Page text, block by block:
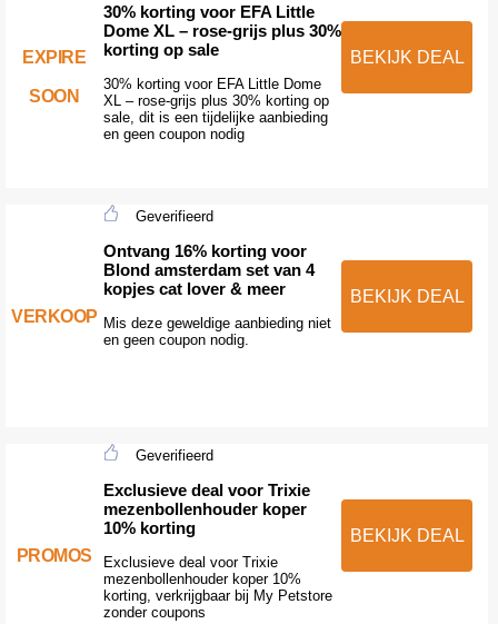
EXPIRE
SOON
30% korting voor EFA Little
Dome XL – rose-grijs plus 30%
korting op sale
30% korting voor EFA Little Dome
XL – rose-grijs plus 30% korting op
sale, dit is een tijdelijke aanbieding
en geen coupon nodig
BEKIJK DEAL
VERKOOP
Geverifieerd
Ontvang 16% korting voor
Blond amsterdam set van 4
kopjes cat lover & meer
Mis deze geweldige aanbieding niet
en geen coupon nodig.
BEKIJK DEAL
PROMOS
Geverifieerd
Exclusieve deal voor Trixie
mezenbollenhouder koper
10% korting
Exclusieve deal voor Trixie
mezenbollenhouder koper 10%
korting, verkrijgbaar bij My Petstore
zonder coupons
BEKIJK DEAL